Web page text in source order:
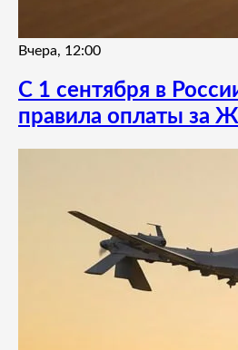
Вчера, 12:00
С 1 сентября в
правила оплаты за